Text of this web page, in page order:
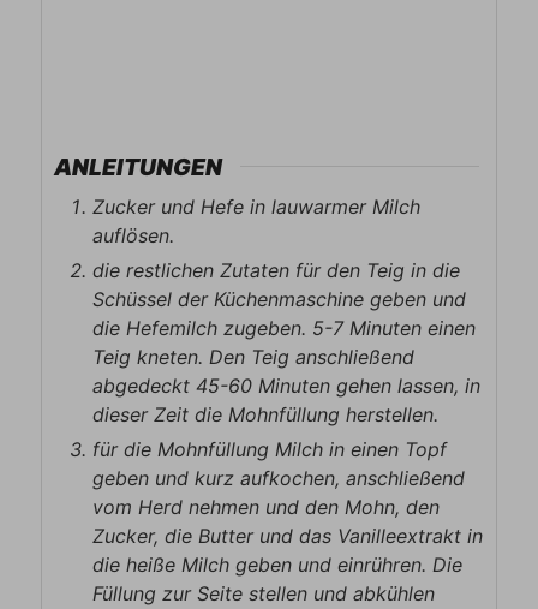
ANLEITUNGEN
Zucker und Hefe in lauwarmer Milch
auflösen.
die restlichen Zutaten für den Teig in die
Schüssel der Küchenmaschine geben und
die Hefemilch zugeben. 5-7 Minuten einen
Teig kneten. Den Teig anschließend
abgedeckt 45-60 Minuten gehen lassen, in
dieser Zeit die Mohnfüllung herstellen.
für die Mohnfüllung Milch in einen Topf
geben und kurz aufkochen, anschließend
vom Herd nehmen und den Mohn, den
Zucker, die Butter und das Vanilleextrakt in
die heiße Milch geben und einrühren. Die
Füllung zur Seite stellen und abkühlen